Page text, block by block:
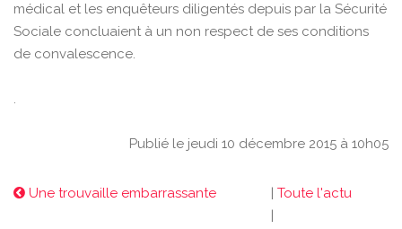
médical et les enquêteurs diligentés depuis par la Sécurité
Sociale concluaient à un non respect de ses conditions
de convalescence.
.
Publié le jeudi 10 décembre 2015 à 10h05
Une trouvaille embarrassante | Toute l'actu
|